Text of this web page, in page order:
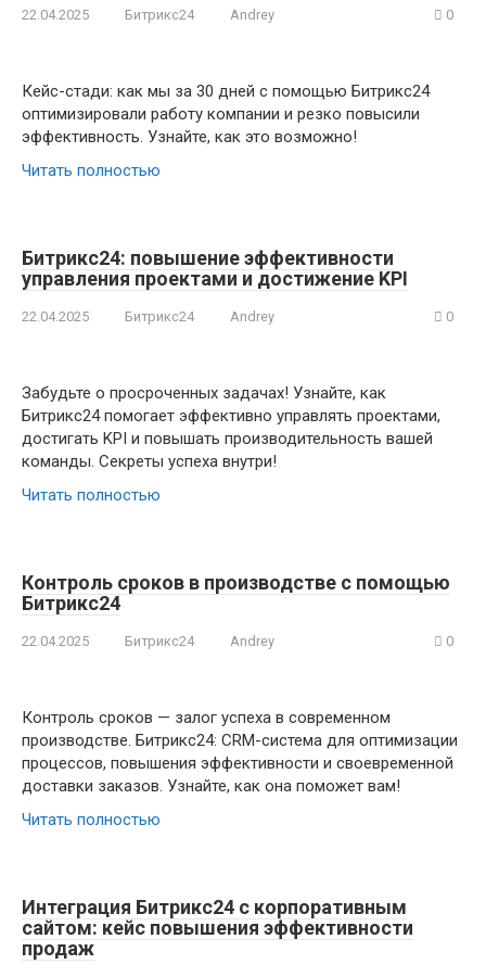
22.04.2025 Битрикс24 Andrey 0
Кейс-стади: как мы за 30 дней с помощью Битрикс24
оптимизировали работу компании и резко повысили
эффективность. Узнайте, как это возможно!
Читать полностью
Битрикс24: повышение эффективности
управления проектами и достижение KPI
22.04.2025 Битрикс24 Andrey 0
Забудьте о просроченных задачах! Узнайте, как
Битрикс24 помогает эффективно управлять проектами,
достигать KPI и повышать производительность вашей
команды. Секреты успеха внутри!
Читать полностью
Контроль сроков в производстве с помощью
Битрикс24
22.04.2025 Битрикс24 Andrey 0
Контроль сроков — залог успеха в современном
производстве. Битрикс24: CRM-система для оптимизации
процессов, повышения эффективности и своевременной
доставки заказов. Узнайте, как она поможет вам!
Читать полностью
Интеграция Битрикс24 с корпоративным
сайтом: кейс повышения эффективности
продаж